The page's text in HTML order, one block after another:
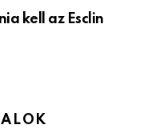
kell az Esclin